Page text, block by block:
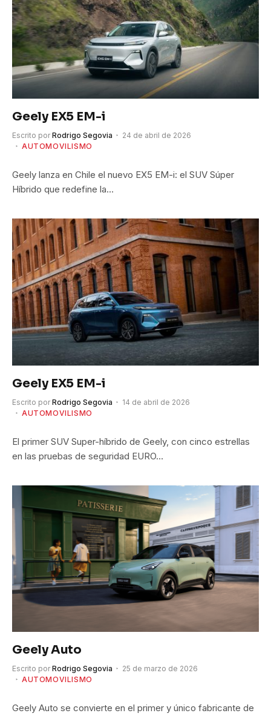
Geely EX5 EM-i
Escrito por Rodrigo Segovia
24 de abril de 2026
AUTOMOVILISMO
Geely lanza en Chile el nuevo EX5 EM-i: el SUV Súper
Híbrido que redefine la…
Geely EX5 EM-i
Escrito por Rodrigo Segovia
14 de abril de 2026
AUTOMOVILISMO
El primer SUV Super-híbrido de Geely, con cinco estrellas
en las pruebas de seguridad EURO…
Geely Auto
Escrito por Rodrigo Segovia
25 de marzo de 2026
AUTOMOVILISMO
Geely Auto se convierte en el primer y único fabricante de